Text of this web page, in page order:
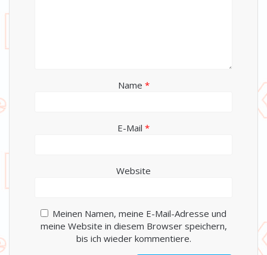
Name *
E-Mail *
Website
Meinen Namen, meine E-Mail-Adresse und
meine Website in diesem Browser speichern,
bis ich wieder kommentiere.